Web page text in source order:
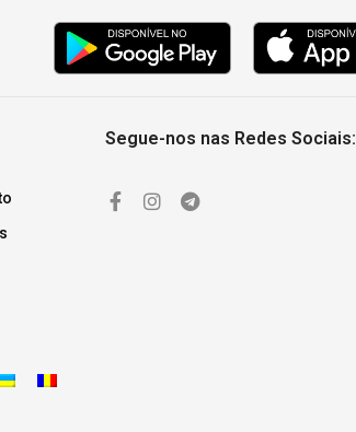
Segue-nos nas Redes Sociais: